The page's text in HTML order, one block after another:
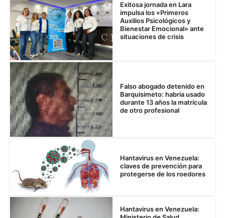
Exitosa jornada en Lara
impulsa los «Primeros
Auxilios Psicológicos y
Bienestar Emocional» ante
situaciones de crisis
Falso abogado detenido en
Barquisimeto: habría usado
durante 13 años la matrícula
de otro profesional
Hantavirus en Venezuela:
claves de prevención para
protegerse de los roedores
Hantavirus en Venezuela: